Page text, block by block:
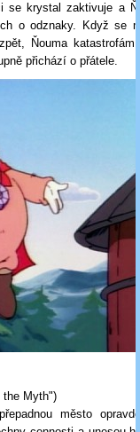
krystal zaktivuje a
o odznaky. Když se
Ňouma katastrofám
přichází o přátele.
Myth")
město